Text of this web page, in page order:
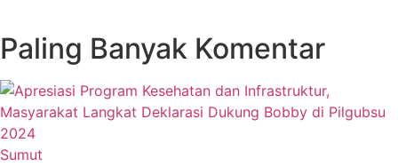
Paling Banyak Komentar
Sumut